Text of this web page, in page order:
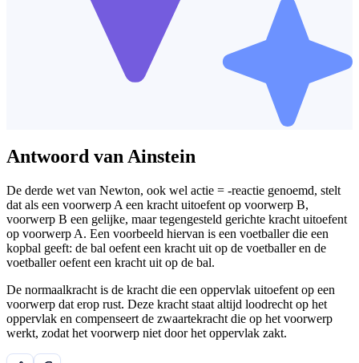
Antwoord van Ainstein
De derde wet van Newton, ook wel actie = -reactie genoemd, stelt
dat als een voorwerp A een kracht uitoefent op voorwerp B,
voorwerp B een gelijke, maar tegengesteld gerichte kracht uitoefent
op voorwerp A. Een voorbeeld hiervan is een voetballer die een
kopbal geeft: de bal oefent een kracht uit op de voetballer en de
voetballer oefent een kracht uit op de bal.
De normaalkracht is de kracht die een oppervlak uitoefent op een
voorwerp dat erop rust. Deze kracht staat altijd loodrecht op het
oppervlak en compenseert de zwaartekracht die op het voorwerp
werkt, zodat het voorwerp niet door het oppervlak zakt.